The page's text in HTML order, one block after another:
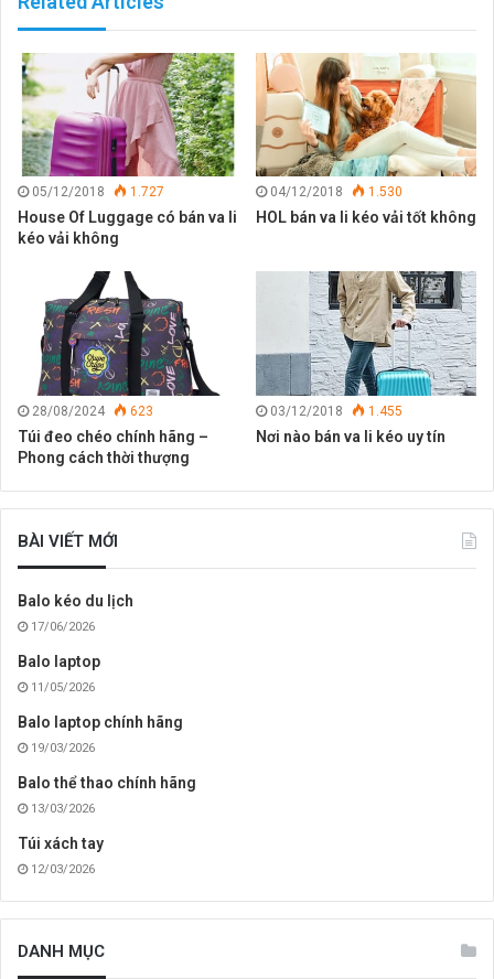
05/12/2018 1.727
House Of Luggage có bán va li
kéo vải không
04/12/2018 1.530
HOL bán va li kéo vải tốt không
28/08/2024 623
Túi đeo chéo chính hãng –
Phong cách thời thượng
03/12/2018 1.455
Nơi nào bán va li kéo uy tín
BÀI VIẾT MỚI
Balo kéo du lịch
17/06/2026
Balo laptop
11/05/2026
Balo laptop chính hãng
19/03/2026
Balo thể thao chính hãng
13/03/2026
Túi xách tay
12/03/2026
DANH MỤC